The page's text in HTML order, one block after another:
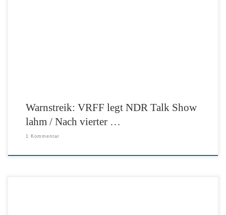
Warnstreik: VRFF legt NDR Talk Show
lahm / Nach vierter …
1 Kommentar